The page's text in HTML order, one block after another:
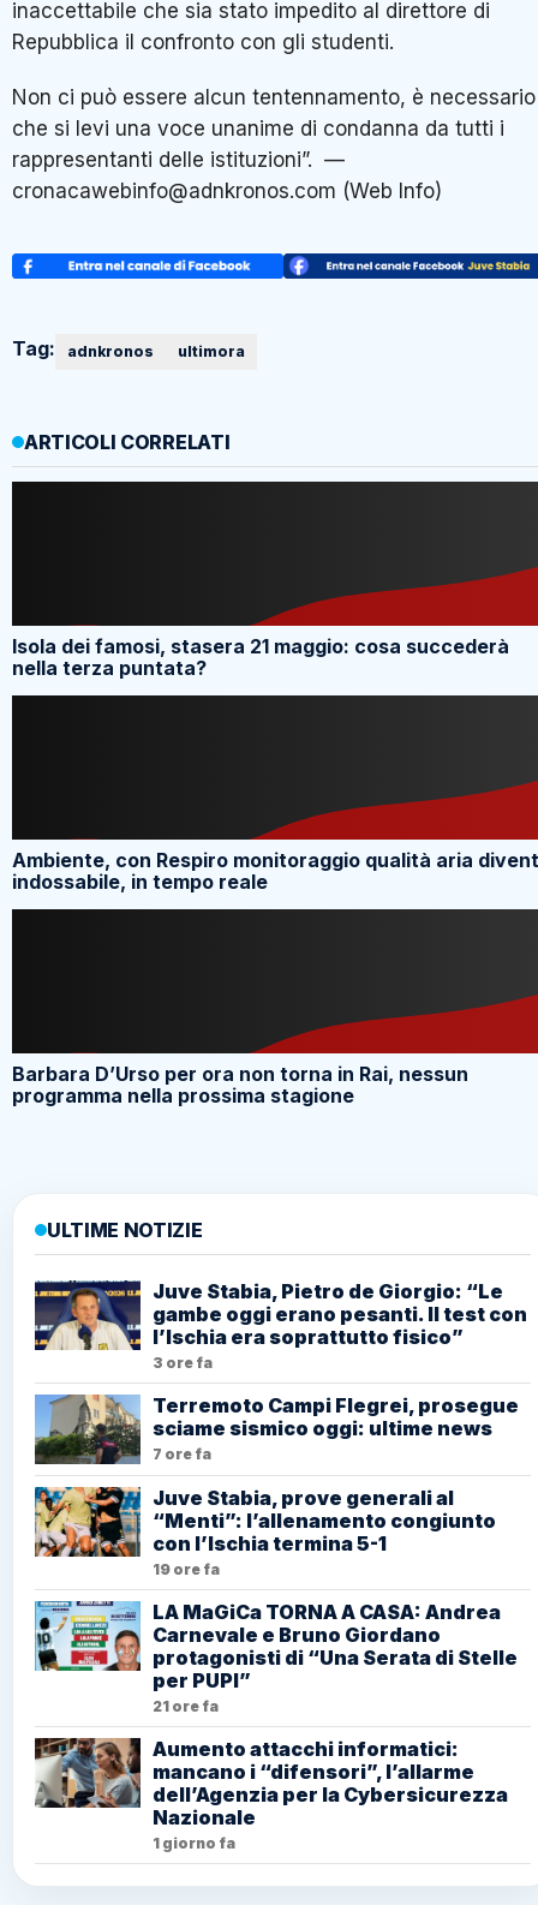
inaccettabile che sia stato impedito al direttore di
Repubblica il confronto con gli studenti.
Non ci può essere alcun tentennamento, è necessario
che si levi una voce unanime di condanna da tutti i
rappresentanti delle istituzioni”. —
cronacawebinfo@adnkronos.com (Web Info)
Tag: adnkronos ultimora
ARTICOLI CORRELATI
Isola dei famosi, stasera 21 maggio: cosa succederà
nella terza puntata?
Ambiente, con Respiro monitoraggio qualità aria
indossabile, in tempo reale
Barbara D’Urso per ora non torna in Rai, nessun
programma nella prossima stagione
ULTIME NOTIZIE
Juve Stabia, Pietro de Giorgio: “Le
gambe oggi erano pesanti. Il test con
l’Ischia era soprattutto fisico”
3 ore fa
Terremoto Campi Flegrei, prosegue
sciame sismico oggi: ultime news
7 ore fa
Juve Stabia, prove generali al
“Menti”: l’allenamento congiunto
con l’Ischia termina 5-1
19 ore fa
LA MaGiCa TORNA A CASA: Andrea
Carnevale e Bruno Giordano
protagonisti di “Una Serata di Stelle
per PUPI”
21 ore fa
Aumento attacchi informatici:
mancano i “difensori”, l’allarme
dell’Agenzia per la Cybersicurezza
Nazionale
1 giorno fa